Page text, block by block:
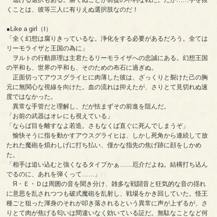
くことは、彼等三人に有りえぬ選択肢なのだ！
●Like a girl（Ⅰ）
「全く幻想は腐りきっているな。浄化をする必要があるだろう。全ては
リーモライザと王国の為に」
ヲルトの行動原理は主君たるリーモライザへの忠誠にある。幻想王国
の平和も、世界の平和も、そのための布石に過ぎぬ。
正面切ってアウスグライヒに肉薄した彼は、ざっくりと裂けた己の胸
元に無関心な視線を向けた。血の流れは抑えたが、さりとて見切れぬ速
度ではなかった。
異常な手管だと理解し、だが怯まずその前進を阻んだ。
「お前の武器はオレにも視えている」
「ならば目を離すなよ若造。さもなくば直ぐに死んでしまうぞ」
愉快そうに指を動かすアウスグライヒは、しかし死角から連続して放
たれた魔砲を煩わしげに打ち払い、僅かな指先の焦げ跡に顔をしかめ
た。
「相手は追い込むと強くなるタイプかぁ……厄介だよね。結構打ち込ん
でるのに、あれを弾くって……」
Я・Ｅ・Ｄは周囲の音を聞き分け、雑多な戦闘音と狂気的な音の揺れ
に意思を乱されつつも破式魔砲を乱射し、戦場をかき回していた。怪王
種ごと狙った渾身のそれが叩き落されるという異常に声が上ずるが、さ
りとて肉が焦げる匂いは間違いなく効いている証だ。無駄なことなど何